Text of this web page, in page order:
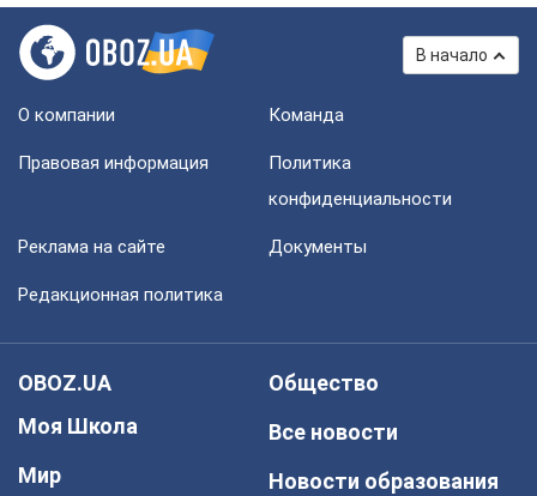
В начало
О компании Команда
Правовая информация
Политика
конфиденциальности
Реклама на сайте Документы
Редакционная политика
OBOZ.UA
Моя Школа
Мир
Общество
Все новости
Новости образования